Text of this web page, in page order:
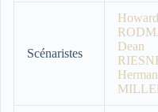
Scénaristes
Dean
Herman